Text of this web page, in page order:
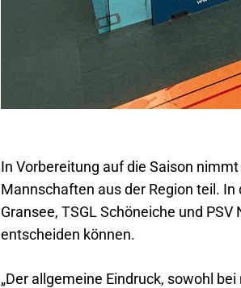
In Vorbereitung auf die Saison
Mannschaften aus der Region teil.
Gransee, TSGL Schöneiche und
entscheiden können.
„Der allgemeine Eindruck, sowohl